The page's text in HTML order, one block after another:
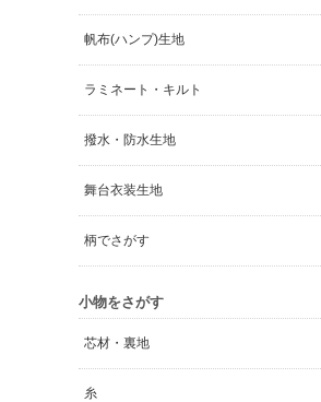
帆布(ハンプ)生地
ラミネート・キルト
撥水・防水生地
舞台衣装生地
柄でさがす
小物をさがす
芯材・裏地
糸